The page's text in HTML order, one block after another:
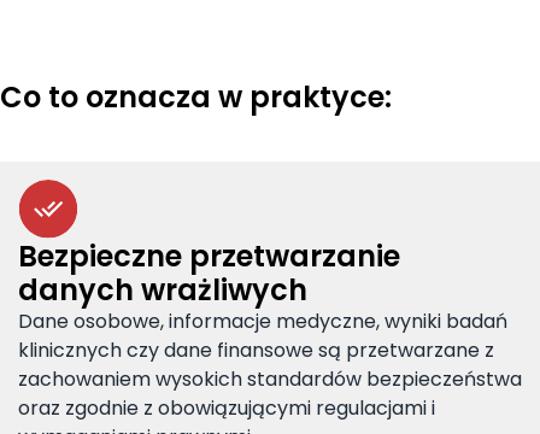
Co to oznacza w praktyce:
Bezpieczne przetwarzanie
danych wrażliwych
Dane osobowe, informacje medyczne, wyniki badań
klinicznych czy dane finansowe są przetwarzane z
zachowaniem wysokich standardów bezpieczeństwa
oraz zgodnie z obowiązującymi regulacjami i